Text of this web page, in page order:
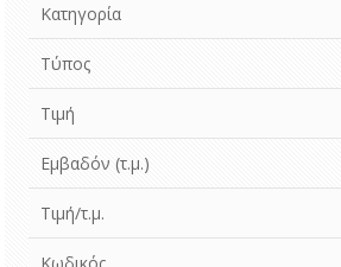
Κατηγορία
Τύπος
Τιμή
Εμβαδόν (τ.μ.)
Τιμή/τ.μ.